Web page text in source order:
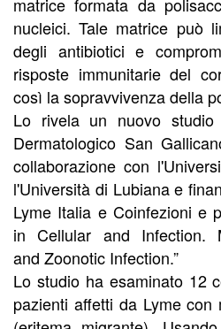
nucleici. Tale matrice può
degli antibiotici e
risposte immunitarie del
così la sopravvivenza della
Lo rivela un nuovo studio
Dermatologico San
collaborazione con
l'Università di Lubiana e
Lyme Italia e Coinfezioni e
in Cellular and Infection.
and Zoonotic Infection.”
Lo studio ha esaminato 12
pazienti affetti da Lyme con